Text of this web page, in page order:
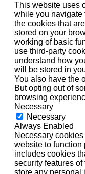
This website uses
while you navigate
the cookies that
stored on your
working of basic
use third-party
understand how
will be stored in
You also have the
But opting out of
browsing
Necessary
Necessary
Always Enabled
Necessary
website to function
includes cookies
security features